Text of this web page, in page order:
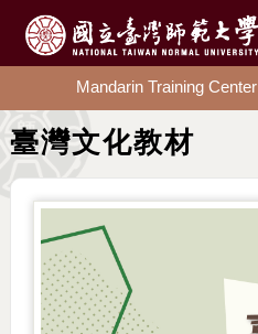
Mandarin Training Center
臺灣文化教材